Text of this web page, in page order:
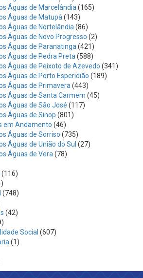
Águas de Marcelândia (165)
Águas de Matupá (143)
Águas de Nortelândia (86)
Águas de Novo Progresso (2)
Águas de Paranatinga (421)
Águas de Pedra Preta (588)
Águas de Peixoto de Azevedo (341)
Águas de Porto Esperidião (189)
Águas de Primavera (443)
Águas de Santa Carmem (45)
Águas de São José (117)
Águas de Sinop (801)
em Andamento (46)
Águas de Sorriso (735)
Águas de União do Sul (27)
Águas de Vera (78)
(116)
(748)
(42)
Social (607)
(1)